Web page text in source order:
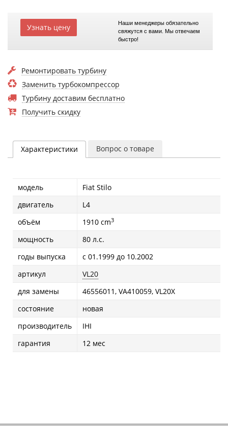
Узнать цену
Наши менеджеры обязательно
свяжутся с вами. Мы отвечаем
быстро!
Ремонтировать турбину
Заменить турбокомпрессор
Турбину доставим бесплатно
Получить скидку
Характеристики Вопрос о товаре
модель
Fiat Stilo
двигатель
L4
объём
1910 cm3
мощность
80 л.с.
годы выпуска
с 01.1999 до 10.2002
артикул
VL20
для замены
46556011, VA410059, VL20X
состояние
новая
производитель
IHI
гарантия
12 мес